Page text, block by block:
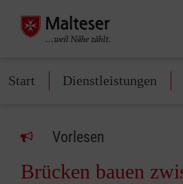
Start Dienstleistungen
Vorlesen
Brücken bauen